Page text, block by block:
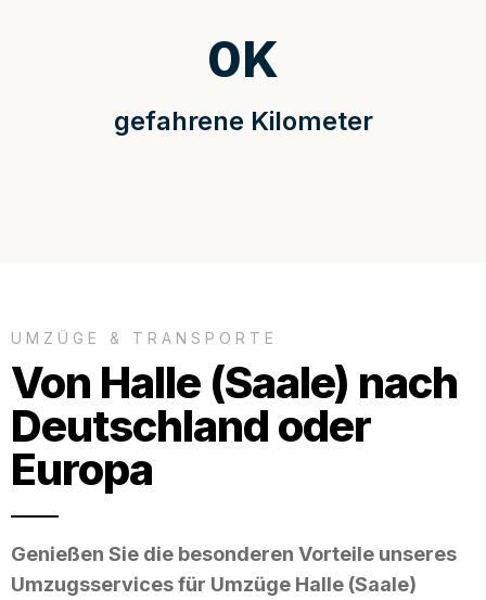
gefahrene Kilometer
0K
UMZÜGE & TRANSPORTE
Von Halle (Saale) nach
Deutschland oder
Europa
Genießen Sie die besonderen Vorteile unseres
Umzugsservices für Umzüge Halle (Saale)